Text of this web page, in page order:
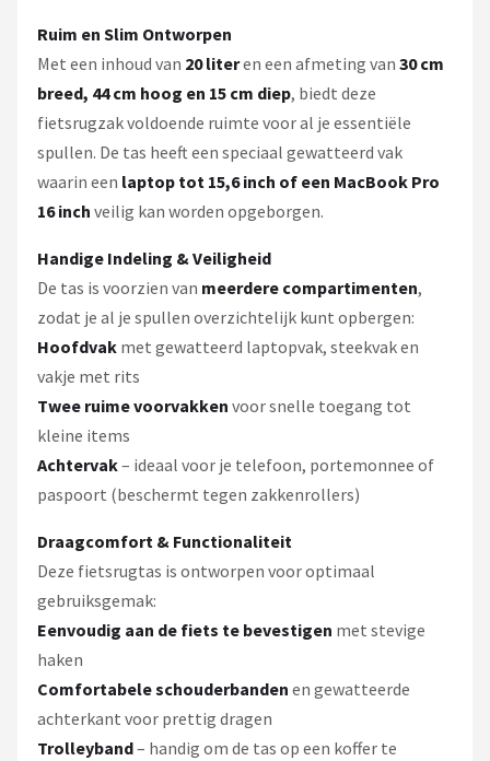
Ruim en Slim Ontworpen
Met een inhoud van 20 literen een afmeting van 30 cm
breed, 44 cm hoog en 15 cm diep, biedt deze
fietsrugzak voldoende ruimte voor al je essentiële
spullen. De tas heeft een speciaal gewatteerd vak
waarin een laptop tot 15,6 inch of een MacBook Pro
16 inch veilig kan worden opgeborgen.
Handige Indeling & Veiligheid
De tas is voorzien van meerdere compartimenten,
zodat je al je spullen overzichtelijk kunt opbergen:
Hoofdvak met gewatteerd laptopvak, steekvak en
vakje met rits
Twee ruime voorvakken voor snelle toegang tot
kleine items
Achtervak– ideaal voor je telefoon, portemonnee of
paspoort (beschermt tegen zakkenrollers)
Draagcomfort & Functionaliteit
Deze fietsrugtas is ontworpen voor optimaal
gebruiksgemak:
Eenvoudig aan de fiets te bevestigen met stevige
haken
Comfortabele schouderbanden en gewatteerde
achterkant voor prettig dragen
Trolleyband– handig om de tas op een koffer te